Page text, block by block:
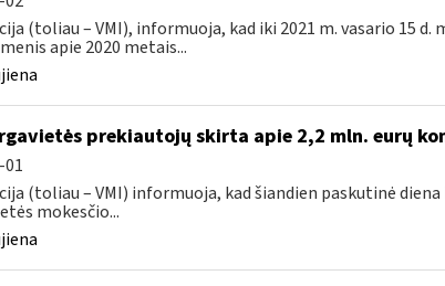
(toliau – VMI), informuoja, kad iki 2021 m. vasario 15 d.
apie 2020 metais...
prekiautojų skirta apie 2,2 mln. eurų
01
(toliau – VMI) informuoja, kad šiandien paskutinė
mokesčio...